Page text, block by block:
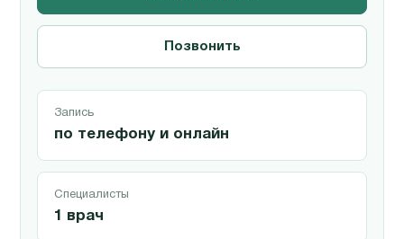
Позвонить
Запись
по телефону и онлайн
Специалисты
1 врач